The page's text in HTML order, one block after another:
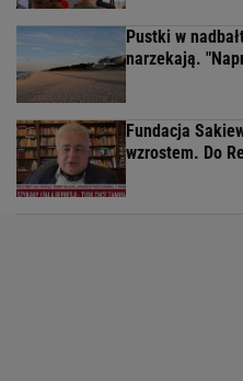
Pustki w
narzekają.
Fundacja
wzrostem. Do